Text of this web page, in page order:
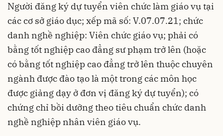
Người đăng ký dự tuyển viên chức làm giáo vụ tại
các cơ sở giáo dục; xếp mã số: V.07.07.21; chức
danh nghề nghiệp: Viên chức giáo vụ; phải có
bằng tốt nghiệp cao đẳng sư phạm trở lên (hoặc
có bằng tốt nghiệp cao đẳng trở lên thuộc chuyên
ngành được đào tạo là một trong các môn học
được giảng dạy ở đơn vị đăng ký dự tuyển); có
chứng chỉ bồi dưỡng theo tiêu chuẩn chức danh
nghề nghiệp nhân viên giáo vụ.